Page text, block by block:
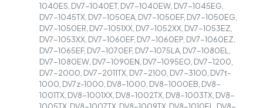
1040ES, DV7-1040ET, DV7-1040EW, DV7-1045EG,
DV7-1045TX, DV7-1050EA, DV7-1050EF, DV7-1050EG,
DV7-1050ER, DV7-1051XX, DV7-1052XX, DV7-1053EZ,
DV7-1053XX, DV7-1060EF, DV7-1060EP, DV7-1060EZ,
DV7-1065EF, DV7-1070EF, DV7-1075LA, DV7-1080EL,
DV7-1080EW, DV7-1090EN, DV7-1095EO, DV7-1200,
DV7-2000, DV7-2011TX, DV7-2100, DV7-3100, DV7t-
1000, DV7z-1000, DV8-1000, DV8-1000EB, DV8-
1001TX, DV8-1001XX, DV8-1002TX, DV8-1003TX, DV8-